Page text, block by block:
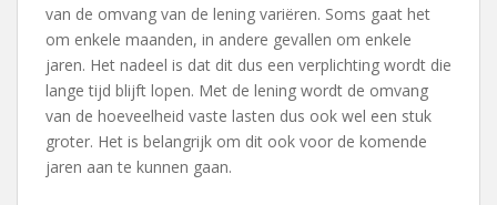
van de omvang van de lening variëren. Soms gaat het
om enkele maanden, in andere gevallen om enkele
jaren. Het nadeel is dat dit dus een verplichting wordt die
lange tijd blijft lopen. Met de lening wordt de omvang
van de hoeveelheid vaste lasten dus ook wel een stuk
groter. Het is belangrijk om dit ook voor de komende
jaren aan te kunnen gaan.